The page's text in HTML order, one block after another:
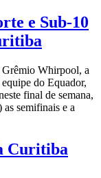
e Sub-10
Whirpool, a
do Equador,
final de semana,
semifinais e a
Curitiba